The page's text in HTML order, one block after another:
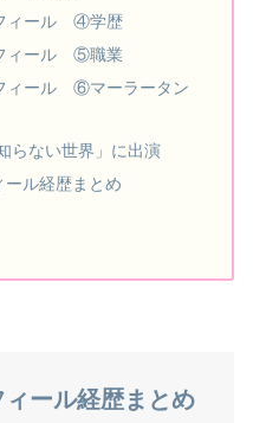
ィール ④学歴
ィール ⑤職業
ィール ⑥マーラータン
らない世界」に出演
ル経歴まとめ
ール経歴まとめ